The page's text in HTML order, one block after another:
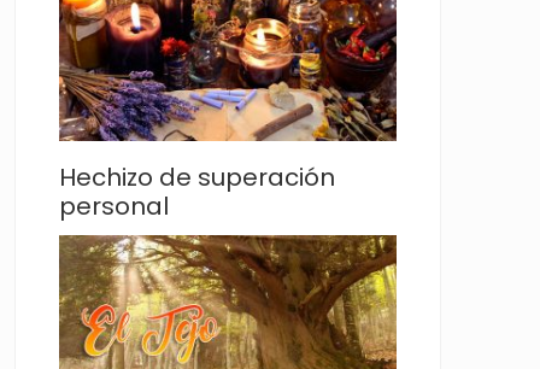
Hechizo de superación
personal